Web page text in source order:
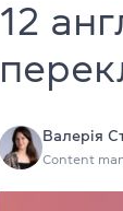
12
Валерія
Content